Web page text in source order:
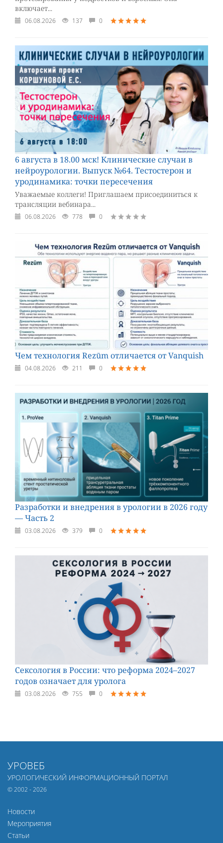
включает...
06.08.2026 137 0
6 августа в 18.00 мск! Клинические случаи в
нейроурологии. Выпуск №64. Тестостерон и
уродинамика: точки пересечения
Уважаемые коллеги! Приглашаем присоединиться к
трансляции вебинара...
06.08.2026 778 0
Чем технология Rezūm отличается от Vanquish
04.08.2026 211 0
Разработки и внедрения в урологии в 2026 году
— Часть 2
03.08.2026 379 0
Сексология в России: что реформа 2024–2027
годов означает для уролога
03.08.2026 755 0
УРОВЕБ
УРОЛОГИЧЕСКИЙ ИНФОРМАЦИОННЫЙ ПОРТАЛ
© 2002 - 2026
Новости
Мероприятия
Статьи